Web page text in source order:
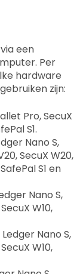
een
Per
hardware
zijn:
Pro, SecuX
S1.
Nano S,
SecuX W20,
S1 en
Nano S,
W10,
Nano S,
W10,